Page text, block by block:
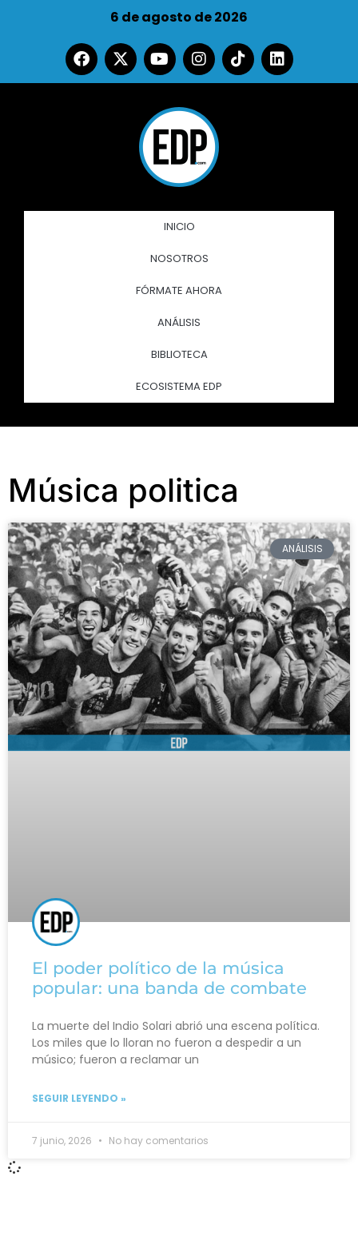
6 de agosto de 2026
INICIO
NOSOTROS
FÓRMATE AHORA
ANÁLISIS
BIBLIOTECA
ECOSISTEMA EDP
Música politica
ANÁLISIS
El poder político de la música
popular: una banda de combate
La muerte del Indio Solari abrió una escena política.
Los miles que lo lloran no fueron a despedir a un
músico; fueron a reclamar un
SEGUIR LEYENDO »
7 junio, 2026 No hay comentarios